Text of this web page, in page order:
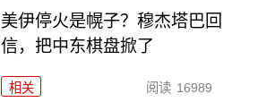
美伊停火是幌子？穆杰塔巴回
信，把中东棋盘掀了
相关 阅读 16989